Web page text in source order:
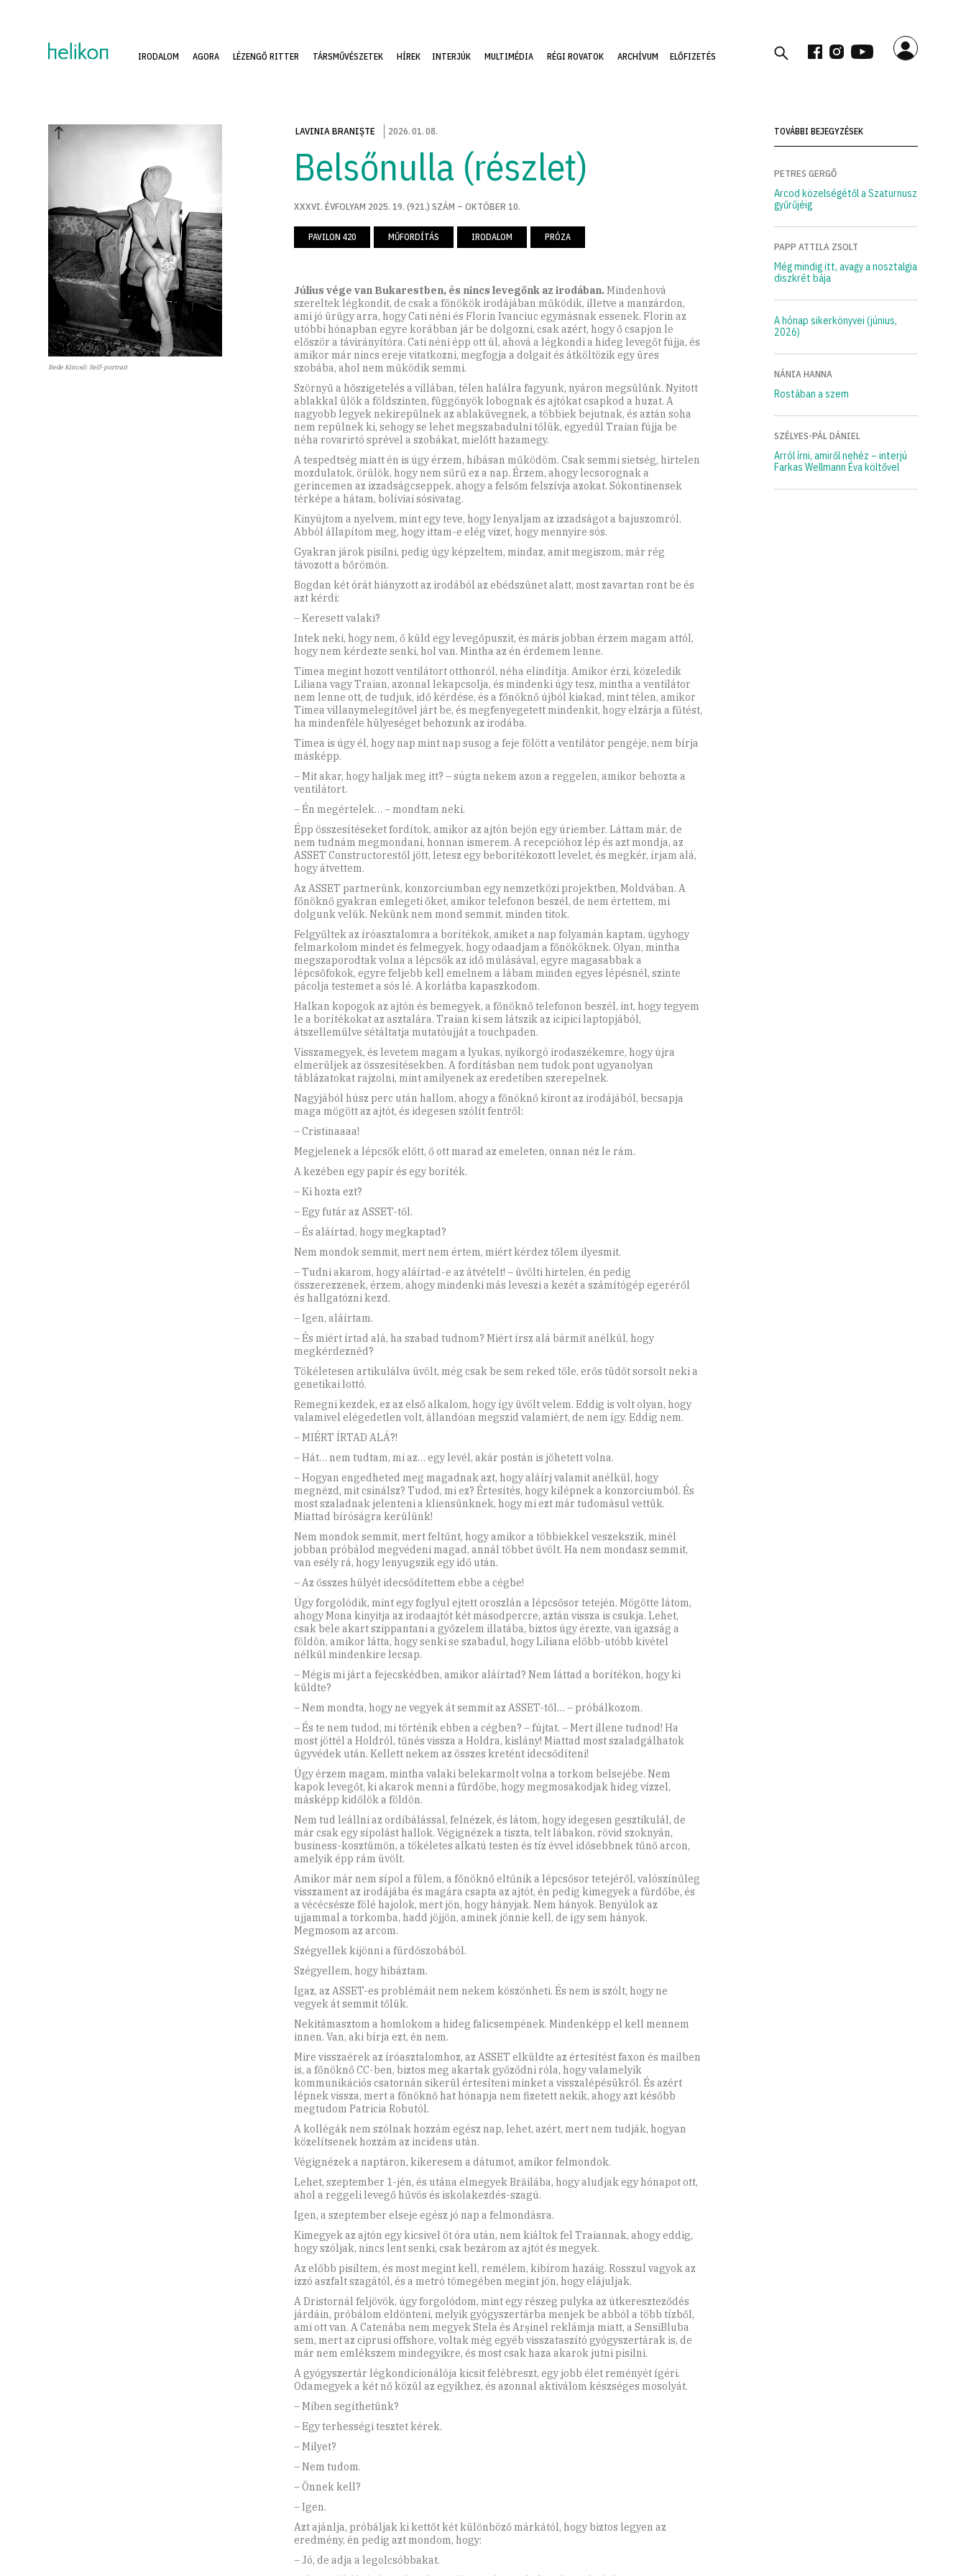
IRODALOM AGORA LÉZENGŐ RITTER TÁRSMŰVÉSZETEK HÍREK INTERJÚK MULTIMÉDIA RÉGI ROVATOK ARCHÍVUM ELŐFIZETÉS
Bede Kincső: Self-portrait
LAVINIA BRANIȘTE 2026.01.08.
Belsőnulla (részlet)
XXXVI. ÉVFOLYAM 2025. 19. (921.) SZÁM – OKTÓBER 10.
PAVILON 420 MŰFORDÍTÁS IRODALOM PRÓZA
Július vége van Bukarestben, és nincs levegőnk az irodában.Mindenhová
szereltek légkondit, de csak a főnökök irodájában működik, illetve a manzárdon,
ami jó ürügy arra, hogy Cati néni és Florin Ivanciuc egymásnak essenek. Florin az
utóbbi hónapban egyre korábban jár be dolgozni, csak azért, hogy ő csapjon le
először a távirányítóra. Cati néni épp ott ül, ahová a légkondi a hideg levegőt fújja, és
amikor már nincs ereje vitatkozni, megfogja a dolgait és átköltözik egy üres
szobába, ahol nem működik semmi.
Szörnyű a hőszigetelés a villában, télen halálra fagyunk, nyáron megsülünk. Nyitott
ablakkal ülök a földszinten, függönyök lobognak és ajtókat csapkod a huzat. A
nagyobb legyek nekirepülnek az ablaküvegnek, a többiek bejutnak, és aztán soha
nem repülnek ki, sehogy se lehet megszabadulni tőlük, egyedül Traian fújja be
néha rovarirtó sprével a szobákat, mielőtt hazamegy.
A tespedtség miatt én is úgy érzem, hibásan működöm. Csak semmi sietség, hirtelen
mozdulatok, örülök, hogy nem sűrű ez a nap. Érzem, ahogy lecsorognak a
gerincemen az izzadságcseppek, ahogy a felsőm felszívja azokat. Sókontinensek
térképe a hátam, bolíviai sósivatag.
Kinyújtom a nyelvem, mint egy teve, hogy lenyaljam az izzadságot a bajuszomról.
Abból állapítom meg, hogy ittam-e elég vizet, hogy mennyire sós.
Gyakran járok pisilni, pedig úgy képzeltem, mindaz, amit megiszom, már rég
távozott a bőrömön.
Bogdan két órát hiányzott az irodából az ebédszünet alatt, most zavartan ront be és
azt kérdi:
– Keresett valaki?
Intek neki, hogy nem, ő küld egy levegőpuszit, és máris jobban érzem magam attól,
hogy nem kérdezte senki, hol van. Mintha az én érdemem lenne.
Timea megint hozott ventilátort otthonról, néha elindítja. Amikor érzi, közeledik
Liliana vagy Traian, azonnal lekapcsolja, és mindenki úgy tesz, mintha a ventilátor
nem lenne ott, de tudjuk, idő kérdése, és a főnöknő újból kiakad, mint télen, amikor
Timea villanymelegítővel járt be, és megfenyegetett mindenkit, hogy elzárja a fűtést,
ha mindenféle hülyeséget behozunk az irodába.
Timea is úgy él, hogy nap mint nap susog a feje fölött a ventilátor pengéje, nem bírja
másképp.
– Mit akar, hogy haljak meg itt? – súgta nekem azon a reggelen, amikor behozta a
ventilátort.
– Én megértelek… – mondtam neki.
Épp összesítéseket fordítok, amikor az ajtón bejön egy úriember. Láttam már, de
nem tudnám megmondani, honnan ismerem. A recepcióhoz lép és azt mondja, az
ASSET Constructorestől jött, letesz egy beborítékozott levelet, és megkér, írjam alá,
hogy átvettem.
Az ASSET partnerünk, konzorciumban egy nemzetközi projektben, Moldvában. A
főnöknő gyakran emlegeti őket, amikor telefonon beszél, de nem értettem, mi
dolgunk velük. Nekünk nem mond semmit, minden titok.
Felgyűltek az íróasztalomra a borítékok, amiket a nap folyamán kaptam, úgyhogy
felmarkolom mindet és felmegyek, hogy odaadjam a főnököknek. Olyan, mintha
megszaporodtak volna a lépcsők az idő múlásával, egyre magasabbak a
lépcsőfokok, egyre feljebb kell emelnem a lábam minden egyes lépésnél, szinte
pácolja testemet a sós lé. A korlátba kapaszkodom.
Halkan kopogok az ajtón és bemegyek, a főnöknő telefonon beszél, int, hogy tegyem
le a borítékokat az asztalára. Traian ki sem látszik az icipici laptopjából,
átszellemülve sétáltatja mutatóujját a touchpaden.
Visszamegyek, és levetem magam a lyukas, nyikorgó irodaszékemre, hogy újra
elmerüljek az összesítésekben. A fordításban nem tudok pont ugyanolyan
táblázatokat rajzolni, mint amilyenek az eredetiben szerepelnek.
Nagyjából húsz perc után hallom, ahogy a főnöknő kiront az irodájából, becsapja
maga mögött az ajtót, és idegesen szólít fentről:
– Cristinaaaa!
Megjelenek a lépcsők előtt, ő ott marad az emeleten, onnan néz le rám.
A kezében egy papír és egy boríték.
– Ki hozta ezt?
– Egy futár az ASSET-től.
– És aláírtad, hogy megkaptad?
Nem mondok semmit, mert nem értem, miért kérdez tőlem ilyesmit.
– Tudni akarom, hogy aláírtad-e az átvételt! – üvölti hirtelen, én pedig
összerezzenek, érzem, ahogy mindenki más leveszi a kezét a számítógép egeréről
és hallgatózni kezd.
– Igen, aláírtam.
– És miért írtad alá, ha szabad tudnom? Miért írsz alá bármit anélkül, hogy
megkérdeznéd?
Tökéletesen artikulálva üvölt, még csak be sem reked tőle, erős tüdőt sorsolt neki a
genetikai lottó.
Remegni kezdek, ez az első alkalom, hogy így üvölt velem. Eddig is volt olyan, hogy
valamivel elégedetlen volt, állandóan megszid valamiért, de nem így. Eddig nem.
– MIÉRT ÍRTAD ALÁ?!
– Hát… nem tudtam, mi az… egy levél, akár postán is jöhetett volna.
– Hogyan engedheted meg magadnak azt, hogy aláírj valamit anélkül, hogy
megnézd, mit csinálsz? Tudod, mi ez? Értesítés, hogy kilépnek a konzorciumból. És
most szaladnak jelenteni a kliensünknek, hogy mi ezt már tudomásul vettük.
Miattad bíróságra kerülünk!
Nem mondok semmit, mert feltűnt, hogy amikor a többiekkel veszekszik, minél
jobban próbálod megvédeni magad, annál többet üvölt. Ha nem mondasz semmit,
van esély rá, hogy lenyugszik egy idő után.
– Az összes hülyét idecsődítettem ebbe a cégbe!
Úgy forgolódik, mint egy foglyul ejtett oroszlán a lépcsősor tetején. Mögötte látom,
ahogy Mona kinyitja az irodaajtót két másodpercre, aztán vissza is csukja. Lehet,
csak bele akart szippantani a győzelem illatába, biztos úgy érezte, van igazság a
földön, amikor látta, hogy senki se szabadul, hogy Liliana előbb-utóbb kivétel
nélkül mindenkire lecsap.
– Mégis mi járt a fejecskédben, amikor aláírtad? Nem láttad a borítékon, hogy ki
küldte?
– Nem mondta, hogy ne vegyek át semmit az ASSET-től… – próbálkozom.
– És te nem tudod, mi történik ebben a cégben? – fújtat. – Mert illene tudnod! Ha
most jöttél a Holdról, tűnés vissza a Holdra, kislány! Miattad most szaladgálhatok
ügyvédek után. Kellett nekem az összes kretént idecsődíteni!
Úgy érzem magam, mintha valaki belekarmolt volna a torkom belsejébe. Nem
kapok levegőt, ki akarok menni a fürdőbe, hogy megmosakodjak hideg vízzel,
másképp kidőlök a földön.
Nem tud leállni az ordibálással, felnézek, és látom, hogy idegesen gesztikulál, de
már csak egy sípolást hallok. Végignézek a tiszta, telt lábakon, rövid szoknyán,
business-­kosztümön, a tökéletes alkatú testen és tíz évvel idősebbnek tűnő arcon,
amelyik épp rám üvölt.
Amikor már nem sípol a fülem, a főnöknő eltűnik a lépcsősor tetejéről, valószínűleg
visszament az irodájába és magára csapta az ajtót, én pedig kimegyek a fürdőbe, és
a vécécsésze fölé hajolok, mert jön, hogy hányjak. Nem hányok. Benyúlok az
ujjammal a torkomba, hadd jöjjön, aminek jönnie kell, de így sem hányok.
Megmosom az arcom.
Szégyellek kijönni a fürdőszobából.
Szégyellem, hogy hibáztam.
Igaz, az ASSET-es problémáit nem nekem köszönheti. És nem is szólt, hogy ne
vegyek át semmit tőlük.
Nekitámasztom a homlokom a hideg falicsempének. Mindenképp el kell mennem
innen. Van, aki bírja ezt, én nem.
Mire visszaérek az íróasztalomhoz, az ASSET elküldte az értesítést faxon és mailben
is, a főnöknő CC-ben, biztos meg akartak győződni róla, hogy valamelyik
kommunikációs csatornán sikerül értesíteni minket a visszalépésükről. És azért
lépnek vissza, mert a főnöknő hat hónapja nem fizetett nekik, ahogy azt később
megtudom Patricia Robutól.
A kollégák nem szólnak hozzám egész nap, lehet, azért, mert nem tudják, hogyan
közelítsenek hozzám az incidens után.
Végignézek a naptáron, kikeresem a dátumot, amikor felmondok.
Lehet, szeptember 1-jén, és utána elmegyek Brăilába, hogy aludjak egy hónapot ott,
ahol a reggeli levegő hűvös és iskolakezdés-szagú.
Igen, a szeptember elseje egész jó nap a felmondásra.
Kimegyek az ajtón egy kicsivel öt óra után, nem kiáltok fel Traiannak, ahogy eddig,
hogy szóljak, nincs lent senki, csak bezárom az ajtót és megyek.
Az előbb pisiltem, és most megint kell, remélem, kibírom hazáig. Rosszul vagyok az
izzó aszfalt szagától, és a metró tömegében megint jön, hogy elájuljak.
A Dristornál feljövök, úgy forgolódom, mint egy részeg pulyka az útkereszteződés
járdáin, próbálom eldönteni, melyik gyógyszertárba menjek be abból a több tízből,
ami ott van. A Catenába nem megyek Stela és Arșinel reklámja miatt, a SensiBluba
sem, mert az ciprusi offshore, voltak még egyéb visszataszító gyógyszertárak is, de
már nem emlékszem mindegyikre, és most csak haza akarok jutni pisilni.
A gyógyszertár légkondicionálója kicsit felébreszt, egy jobb élet reményét ígéri.
Odamegyek a két nő közül az egyikhez, és azonnal aktiválom készséges mosolyát.
– Miben segíthetünk?
– Egy terhességi tesztet kérek.
– Milyet?
– Nem tudom.
– Önnek kell?
– Igen.
Azt ajánlja, próbáljak ki kettőt két különböző márkától, hogy biztos legyen az
eredmény, én pedig azt mondom, hogy:
– Jó, de adja a legolcsóbbakat.
TOVÁBBI BEJEGYZÉSEK
PETRES GERGŐ
Arcod közelségétől a Szaturnusz
gyűrűjéig
PAPP ATTILA ZSOLT
Még mindig itt, avagy a nosztalgia
diszkrét bája
A hónap sikerkönyvei (június,
2026)
NÁNIA HANNA
Rostában a szem
SZÉLYES-PÁL DÁNIEL
Arról írni, amiről nehéz – interjú
Farkas Wellmann Éva költővel